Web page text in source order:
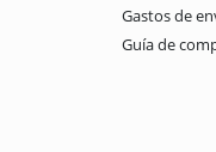
Gastos de
Guía de